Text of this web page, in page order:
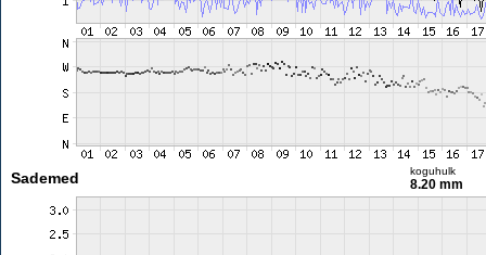
Sademed koguhulk
8.20 mm